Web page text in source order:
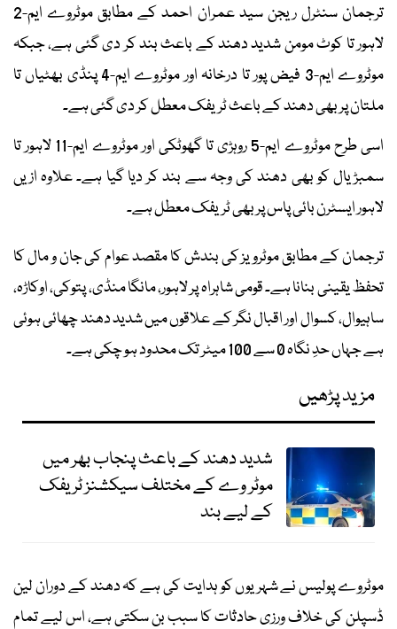
ترجمان سنٹرل ریجن سید عمران احمد کے مطابق موٹروے ایم-2
لاہور تا کوٹ مومن شدید دھند کے باعث بند کر دی گئی ہے، جبکہ
موٹروے ایم-3 فیض پور تا درخانہ اور موٹروے ایم-4 پنڈی بھٹیاں تا
ملتان پر بھی دھند کے باعث ٹریفک معطل کر دی گئی ہے۔
اسی طرح موٹروے ایم-5 روہڑی تا گھوٹکی اور موٹروے ایم-11 لاہور تا
سمبڑیال کو بھی دھند کی وجہ سے بند کر دیا گیا ہے۔ علاوہ ازیں
لاہور ایسٹرن بائی پاس پر بھی ٹریفک معطل ہے۔
ترجمان کے مطابق موٹرویز کی بندش کا مقصد عوام کی جان و مال کا
تحفظ یقینی بنانا ہے۔ قومی شاہراہ پر لاہور، مانگا منڈی، پتوکی، اوکاڑہ،
ساہیوال، کسوال اور اقبال نگر کے علاقوں میں شدید دھند چھائی ہوئی
ہے جہاں حدِ نگاہ 0 سے 100 میٹر تک محدود ہو چکی ہے۔
مزید پڑھیں
شدید دھند کے باعث پنجاب بھر میں
موٹر وے کے مختلف سیکشنز ٹریفک
کے لیے بند
موٹروے پولیس نے شہریوں کو ہدایت کی ہے کہ دھند کے دوران لین
ڈسپلن کی خلاف ورزی حادثات کا سبب بن سکتی ہے، اس لیے تمام